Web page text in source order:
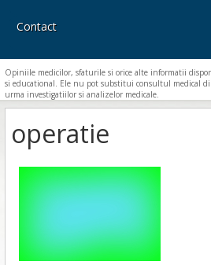
Contact
Opiniile medicilor, sfaturile si orice alte informatii
si educational. Ele nu pot substitui consultul medical
urma investigatiilor si analizelor medicale.
operatie